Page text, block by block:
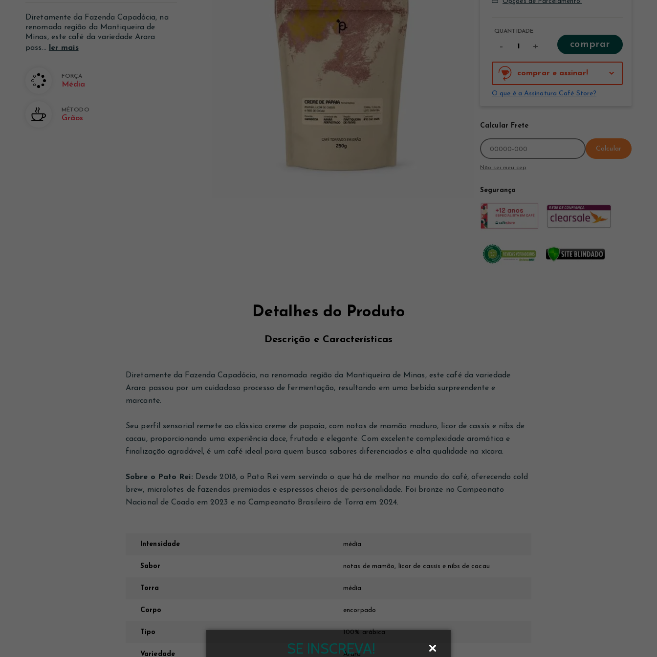
SE INSCREVA!
Diretamente da Fazenda Capadócia, na
renomada região da Mantiqueira de
Minas, este café da variedade Arara
pass...
ler mais
FORÇA
Média
MÉTODO
Grãos
QUANTIDADE
- + comprar
comprar e assinar!
O que é a Assinatura Café Store?
Calcular Frete
Calcular
Não sei meu cep
Segurança
Detalhes do Produto
Descrição e Características
Diretamente da Fazenda Capadócia, na renomada região da Mantiqueira de Minas, este café da variedade
Arara passou por um cuidadoso processo de fermentação, resultando em uma bebida surpreendente e
marcante.
Seu perfil sensorial remete ao clássico creme de papaia, com notas de mamão maduro, licor de cassis e nibs de
cacau, proporcionando uma experiência doce, frutada e elegante. Com excelente complexidade aromática e
finalização agradável, é um café ideal para quem busca sabores diferenciados e alta qualidade na xícara.
Sobre o Pato Rei: Desde 2018, o Pato Rei vem servindo o que há de melhor no mundo do café, oferecendo cold
brew, microlotes de fazendas premiadas e espressos cheios de personalidade. Foi bronze no Campeonato
Nacional de Coado em 2023 e no Campeonato Brasileiro de Torra em 2024.
Intensidade média
Sabor notas de mamão, licor de cassis e nibs de cacau
Torra média
Corpo encorpado
Tipo 100% arábica
Variedade Arara